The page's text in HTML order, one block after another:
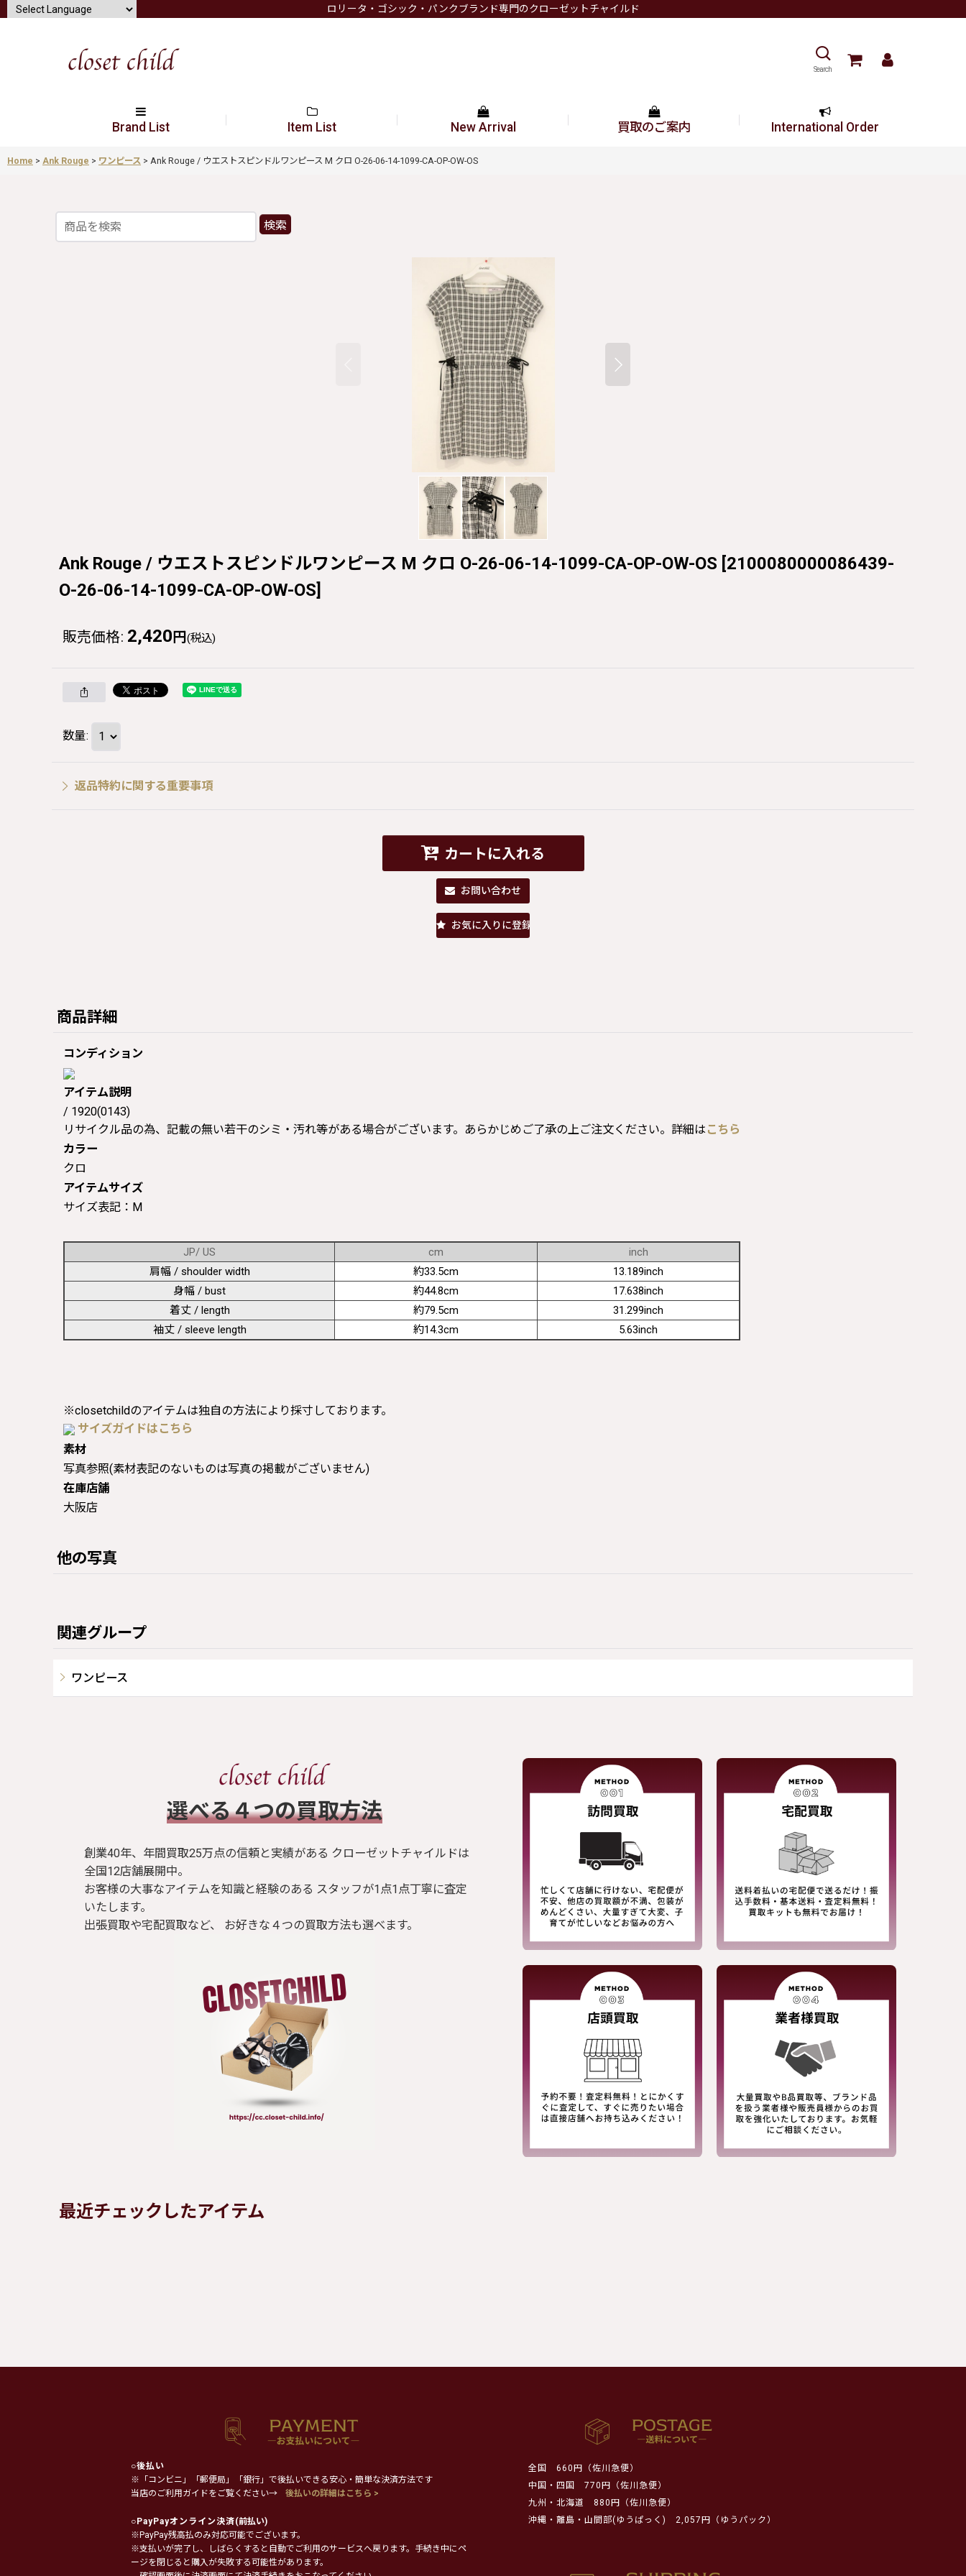
ロリータ・ゴシック・パンクブランド専門のクローゼットチャイルド
Search
Brand List Item List New Arrival 買取のご案内 International Order
Home > Ank Rouge > ワンピース > Ank Rouge / ウエストスピンドルワンピース M クロ O-26-06-14-1099-CA-OP-OW-OS
検索
Ank Rouge / ウエストスピンドルワンピース M クロ O-26-06-14-1099-CA-OP-OW-OS [2100080000086439-
O-26-06-14-1099-CA-OP-OW-OS]
販売価格: 2,420 円 (税込)
数量:
返品特約に関する重要事項
カートに入れる
お問い合わせ
お気に入りに登録
商品詳細
コンディション
アイテム説明
/ 1920(0143)
リサイクル品の為、記載の無い若干のシミ・汚れ等がある場合がございます。あらかじめご了承の上ご注文ください。詳細は こちら
カラー
クロ
アイテムサイズ
サイズ表記：M
JP/ US cm
inch
肩幅 / shoulder width
約33.5cm
13.189inch
身幅 / bust
約44.8cm
17.638inch
着丈 / length
約79.5cm
31.299inch
袖丈 / sleeve length
約14.3cm 5.63inch
※closetchildのアイテムは独自の方法により採寸しております。
サイズガイドはこちら
素材
写真参照(素材表記のないものは写真の掲載がございません)
在庫店舗
大阪店
他の写真
関連グループ
ワンピース
​選べる４つの買取方法
創業40年、年間買取25万点の信頼と実績がある クローゼットチャイルドは
全国12店舗展開中。
お客様の大事なアイテムを知識と経験のある スタッフが1点1点丁寧に査定
いたします。
出張買取や宅配買取など、 お好きな４つの買取方法も選べます。
最近チェックしたアイテム
○後払い
※「コンビニ」「郵便局」「銀行」で後払いできる安心・簡単な決済方法です
当店のご利用ガイドをご覧ください→
後払いの詳細はこちら >
○PayPayオンライン決済(前払い)
※PayPay残高払のみ対応可能でございます。
※支払いが完了し、しばらくすると自動でご利用のサービスへ戻ります。手続き中にペ
ージを閉じると購入が失敗する可能性があります。
全国
660円（佐川急便）
中国・四国
770円（佐川急便）
九州・北海道
880円（佐川急便）
沖縄・離島・山間部(ゆうぱっく)
2,057円（ゆうパック）